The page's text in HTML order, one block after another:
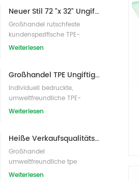
Neuer Stil 72 "x 32" Ungiftig, kein Latex, kein PVC - 100% TPE Yogamatte
Großhandel rutschfeste
kundenspezifische TPE-
Yogamatte mit hoher Dichte
Weiterlesen
Großhandel TPE Ungiftige patentierte umweltfreundliche Yogamatte aus China
Individuell bedruckte,
umweltfreundliche TPE-
Yogamatte
Weiterlesen
Heiße Verkaufsqualitäts-kundenspezifische TPE-Yogamatte vom Porzellan
Großhandel
umweltfreundliche tpe
rutschfeste wasserdichte
Weiterlesen